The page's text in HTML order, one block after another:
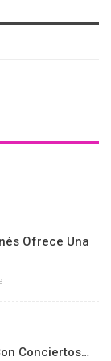
Ofrece Una
Conciertos…